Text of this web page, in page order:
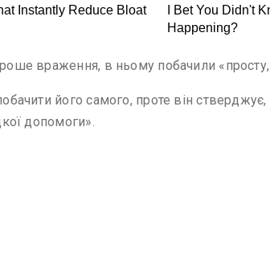
враження, в ньому побачили
його самого, проте він
допомоги».